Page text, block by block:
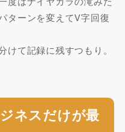
ターンを変えてV字回復
けて記録に残すつもり。
ネスだけが最